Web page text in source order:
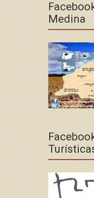
Medina